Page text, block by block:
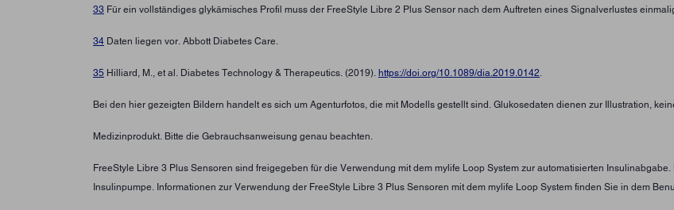
33 Für ein vollständiges glykämisches Profil muss der FreeStyle Libre 2 Plus Sensor nach dem Auftreten eines Signalverlustes
34 Daten liegen vor. Abbott Diabetes Care.
35 Hilliard, M., et al. Diabetes Technology & Therapeutics. (2019). https://doi.org/10.1089/dia.2019.0142.
Bei den hier gezeigten Bildern handelt es sich um Agenturfotos, die mit Modells gestellt sind. Glukosedaten dienen zur Illustration,
Medizinprodukt. Bitte die Gebrauchsanweisung genau beachten.
FreeStyle Libre 3 Plus Sensoren sind freigegeben für die Verwendung mit dem mylife Loop System zur automatisierten
Insulinpumpe. Informationen zur Verwendung der FreeStyle Libre 3 Plus Sensoren mit dem mylife Loop System finden Sie in dem